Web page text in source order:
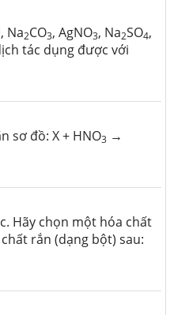
Na2CO3, AgNO3, Na2SO4,
tác dụng được với
sơ đồ: X + HNO3 →
Hãy chọn một hóa chất
rắn (dạng bột) sau: